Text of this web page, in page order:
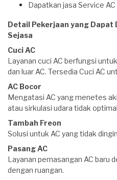
Dapatkan jasa Service
Detail Pekerjaan yang Dapat
Sejasa
Cuci AC
Layanan cuci AC berfungsi
dan luar AC. Tersedia Cuci AC
AC Bocor
Mengatasi AC yang menetes
atau sirkulasi udara tidak
Tambah Freon
Solusi untuk AC yang tidak
Pasang AC
Layanan pemasangan AC baru
dengan ruangan.